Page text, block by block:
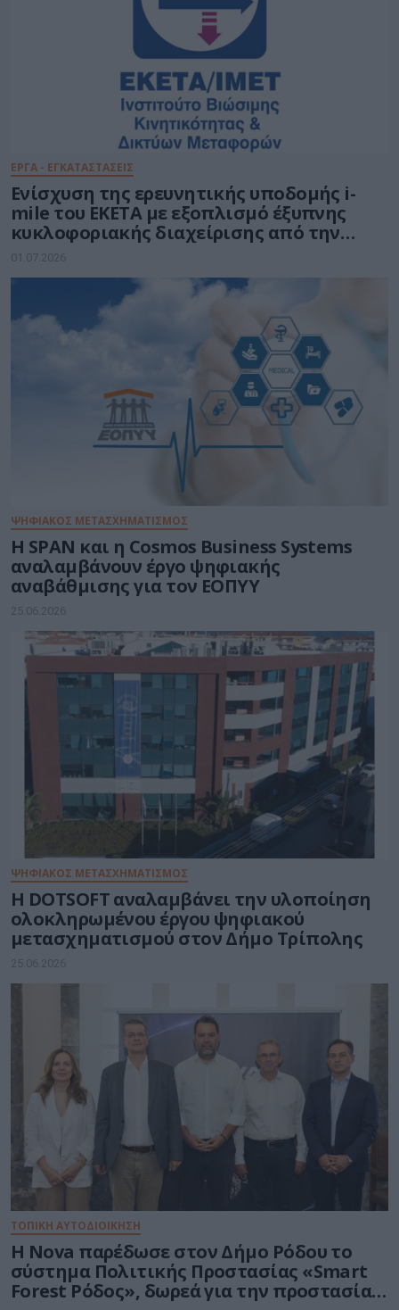
ΕΡΓΑ - ΕΓΚΑΤΑΣΤΑΣΕΙΣ
Ενίσχυση της ερευνητικής υποδομής i-
mile του ΕΚΕΤΑ με εξοπλισμό έξυπνης
κυκλοφοριακής διαχείρισης από την
Ένωση Εταιρειών DOTSOFT-EUR.ELEC
01.07.2026
ΨΗΦΙΑΚΟΣ ΜΕΤΑΣΧΗΜΑΤΙΣΜΟΣ
Η SPAN και η Cosmos Business Systems
αναλαμβάνουν έργο ψηφιακής
αναβάθμισης για τον ΕΟΠΥΥ
25.06.2026
ΨΗΦΙΑΚΟΣ ΜΕΤΑΣΧΗΜΑΤΙΣΜΟΣ
Η DOTSOFT αναλαμβάνει την υλοποίηση
ολοκληρωμένου έργου ψηφιακού
μετασχηματισμού στον Δήμο Τρίπολης
25.06.2026
ΤΟΠΙΚΗ ΑΥΤΟΔΙΟΙΚΗΣΗ
Η Nova παρέδωσε στον Δήμο Ρόδου το
σύστημα Πολιτικής Προστασίας «Smart
Forest Ρόδος», δωρεά για την προστασία